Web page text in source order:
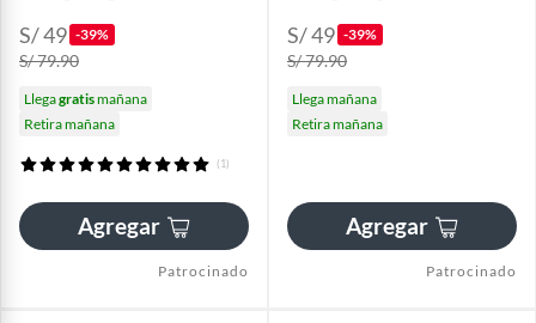
S/ 49 -39%
S/ 79.90
Llegagratismañana
Retira mañana
(1)
Agregar
Patrocinado
S/ 49 -39%
S/ 79.90
Llega mañana
Retira mañana
Agregar
Patrocinado